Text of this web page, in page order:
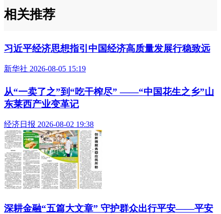
相关推荐
习近平经济思想指引中国经济高质量发展行稳致远
新华社 2026-08-05 15:19
从“一卖了之”到“吃干榨尽” ——“中国花生之乡”山
东莱西产业变革记
经济日报 2026-08-02 19:38
深耕金融“五篇大文章” 守护群众出行平安——平安